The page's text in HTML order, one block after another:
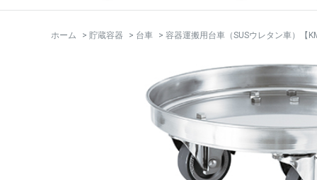
ホーム > 貯蔵容器 > 台車 > 容器運搬用台車（SUSウレタン車）【